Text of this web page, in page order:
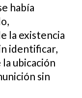
había
la existencia
identificar,
la ubicación
sin